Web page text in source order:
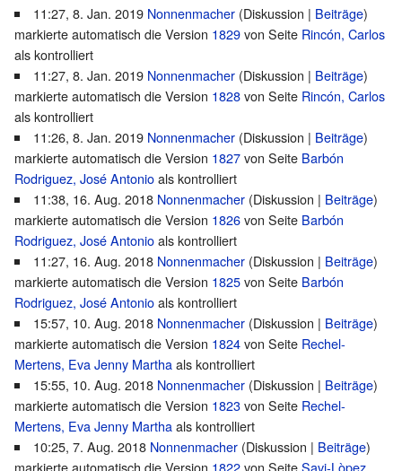
11:27, 8. Jan. 2019 Nonnenmacher (Diskussion | Beiträge)
markierte automatisch die Version 1829von Seite Rincón, Carlos
als kontrolliert
11:27, 8. Jan. 2019 Nonnenmacher (Diskussion | Beiträge)
markierte automatisch die Version 1828von Seite Rincón, Carlos
als kontrolliert
11:26, 8. Jan. 2019 Nonnenmacher (Diskussion | Beiträge)
markierte automatisch die Version 1827von Seite Barbón
Rodriguez, José Antonioals kontrolliert
11:38, 16. Aug. 2018 Nonnenmacher (Diskussion | Beiträge)
markierte automatisch die Version 1826von Seite Barbón
Rodriguez, José Antonioals kontrolliert
11:27, 16. Aug. 2018 Nonnenmacher (Diskussion | Beiträge)
markierte automatisch die Version 1825von Seite Barbón
Rodriguez, José Antonioals kontrolliert
15:57, 10. Aug. 2018 Nonnenmacher (Diskussion | Beiträge)
markierte automatisch die Version 1824von Seite Rechel-
Mertens, Eva Jenny Marthaals kontrolliert
15:55, 10. Aug. 2018 Nonnenmacher (Diskussion | Beiträge)
markierte automatisch die Version 1823von Seite Rechel-
Mertens, Eva Jenny Marthaals kontrolliert
10:25, 7. Aug. 2018 Nonnenmacher (Diskussion | Beiträge)